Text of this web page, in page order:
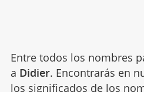
Entre todos los nombres
a Didier. Encontrarás en
los significados de los